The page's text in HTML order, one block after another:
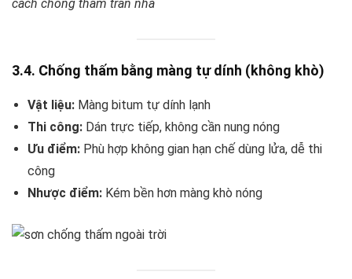
cách chống thấm trần nhà
3.4. Chống thấm bằng màng tự dính (không khò)
Vật liệu: Màng bitum tự dính lạnh
Thi công: Dán trực tiếp, không cần nung nóng
Ưu điểm: Phù hợp không gian hạn chế dùng lửa, dễ thi
công
Nhược điểm: Kém bền hơn màng khò nóng